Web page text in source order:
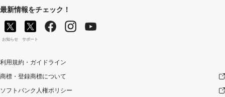
最新情報をチェック！
お知らせ サポート
利用規約・ガイドライン
商標・登録商標について
ソフトバンク人権ポリシー